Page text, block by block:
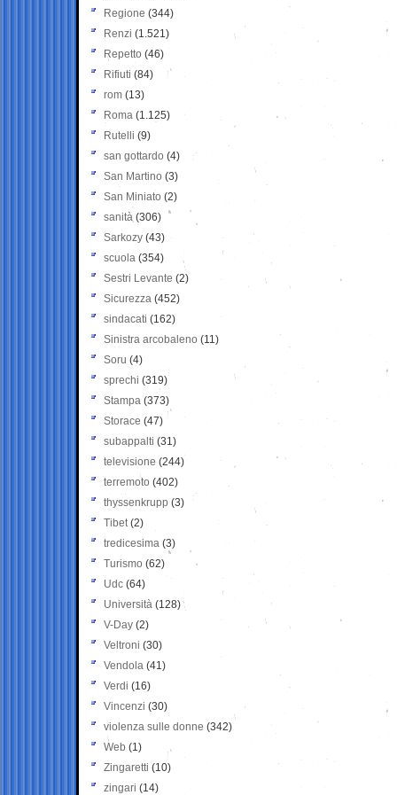
Regione (344)
Renzi (1.521)
Repetto (46)
Rifiuti (84)
rom (13)
Roma (1.125)
Rutelli (9)
san gottardo (4)
San Martino (3)
San Miniato (2)
sanità (306)
Sarkozy (43)
scuola (354)
Sestri Levante (2)
Sicurezza (452)
sindacati (162)
Sinistra arcobaleno (11)
Soru (4)
sprechi (319)
Stampa (373)
Storace (47)
subappalti (31)
televisione(244)
terremoto (402)
thyssenkrupp (3)
Tibet(2)
tredicesima (3)
Turismo (62)
Udc (64)
Università (128)
V-Day (2)
Veltroni (30)
Vendola (41)
Verdi (16)
Vincenzi (30)
violenza sulle donne (342)
Web (1)
Zingaretti (10)
zingari (14)